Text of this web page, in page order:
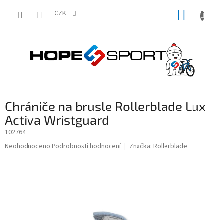
CZK
Chrániče na brusle Rollerblade Lux
Activa Wristguard
102764
Průměrné
Neohodnoceno Podrobnosti hodnocení Značka: Rollerblade